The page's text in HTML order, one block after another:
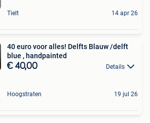
Tielt 14 apr 26
40 euro voor alles! Delfts Blauw /delft
blue , handpainted
€ 40,00 Details
Hoogstraten 19 jul 26